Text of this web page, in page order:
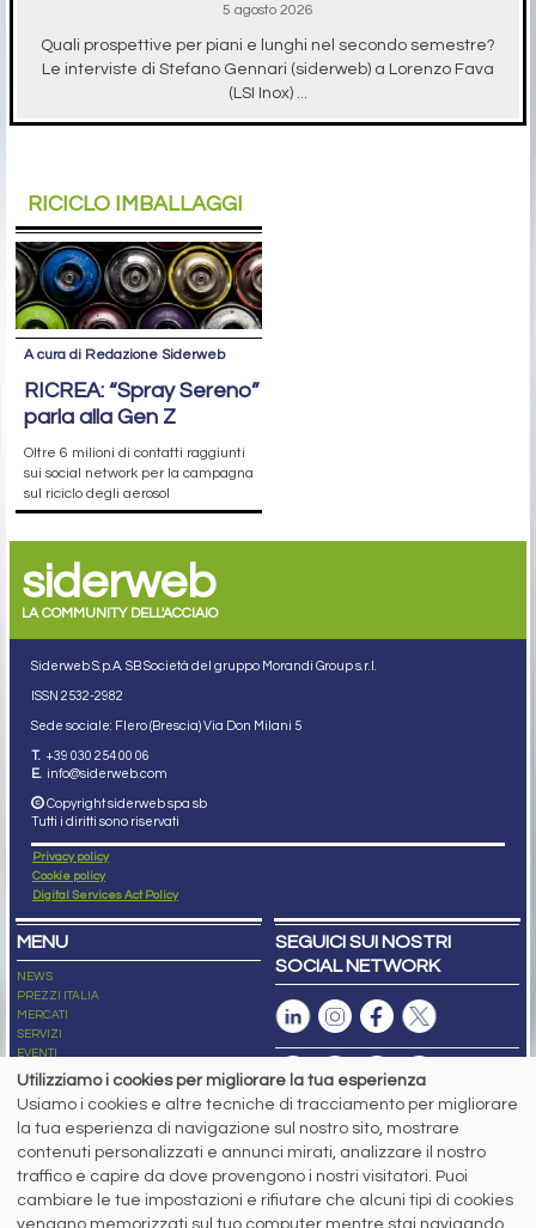
5 agosto 2026
Quali prospettive per piani e lunghi nel secondo semestre?
Le interviste di Stefano Gennari (siderweb) a Lorenzo Fava
(LSI Inox) ...
RICICLO IMBALLAGGI
A cura di Redazione Siderweb
RICREA: “Spray Sereno”
parla alla Gen Z
Oltre 6 milioni di contatti raggiunti
sui social network per la campagna
sul riciclo degli aerosol
siderweb
LA COMMUNITY DELL'ACCIAIO
Siderweb S.p.A. SB Società del gruppo Morandi Group s.r.l.
ISSN 2532-2982
Sede sociale: Flero (Brescia) Via Don Milani 5
T. +39 030 254 00 06
E. info@siderweb.com
Copyright siderweb spa sb
Tutti i diritti sono riservati
Privacy policy
Cookie policy
Digital Services Act Policy
MENU
NEWS
PREZZI ITALIA
MERCATI
SERVIZI
EVENTI
ABBONAMENTI
NEWSLETTER
SEGUICI SUI NOSTRI
SOCIAL NETWORK
Capitale Sociale: 190.000€ interamente versato
Registro delle Imprese di Brescia
Codice Fiscale e Partita I.V.A.:IT03562320170
R.E.A. n. 419331
Utilizziamo i cookies per migliorare la tua esperienza
Usiamo i cookies e altre tecniche di tracciamento per migliorare
la tua esperienza di navigazione sul nostro sito, mostrare
contenuti personalizzati e annunci mirati, analizzare il nostro
traffico e capire da dove provengono i nostri visitatori. Puoi
cambiare le tue impostazioni e rifiutare che alcuni tipi di cookies
vengano memorizzati sul tuo computer mentre stai navigando